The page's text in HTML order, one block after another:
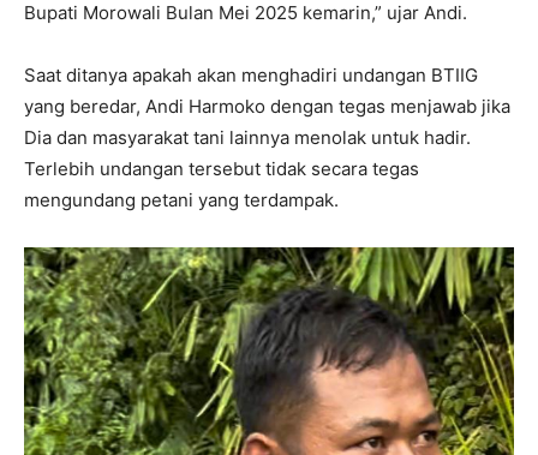
Bupati Morowali Bulan Mei 2025 kemarin,” ujar Andi.
Saat ditanya apakah akan menghadiri undangan BTIIG
yang beredar, Andi Harmoko dengan tegas menjawab jika
Dia dan masyarakat tani lainnya menolak untuk hadir.
Terlebih undangan tersebut tidak secara tegas
mengundang petani yang terdampak.